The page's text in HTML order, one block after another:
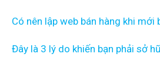
Có nên lập web bán hàng khi mới
Đây là 3 lý do khiến bạn phải sở